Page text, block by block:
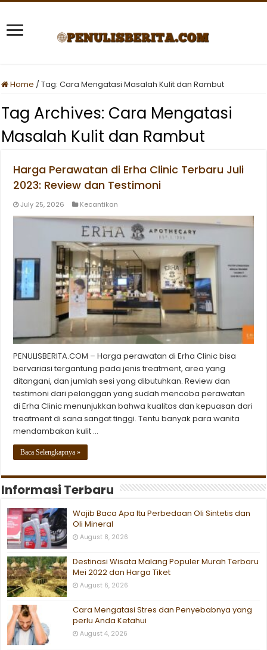
Home /Tag:Cara Mengatasi Masalah Kulit dan Rambut
Tag Archives: Cara Mengatasi
Masalah Kulit dan Rambut
Harga Perawatan di Erha Clinic Terbaru Juli
2023: Review dan Testimoni
July 25, 2026 Kecantikan
PENULISBERITA.COM – Harga perawatan di Erha Clinic bisa
bervariasi tergantung pada jenis treatment, area yang
ditangani, dan jumlah sesi yang dibutuhkan. Review dan
testimoni dari pelanggan yang sudah mencoba perawatan
di Erha Clinic menunjukkan bahwa kualitas dan kepuasan dari
treatment di sana sangat tinggi. Tentu banyak para wanita
mendambakan kulit …
Baca Selengkapnya »
Informasi Terbaru
Wajib Baca Apa Itu Perbedaan Oli Sintetis dan
Oli Mineral
August 8, 2026
Destinasi Wisata Malang Populer Murah Terbaru
Mei 2022 dan Harga Tiket
August 6, 2026
Cara Mengatasi Stres dan Penyebabnya yang
perlu Anda Ketahui
August 4, 2026